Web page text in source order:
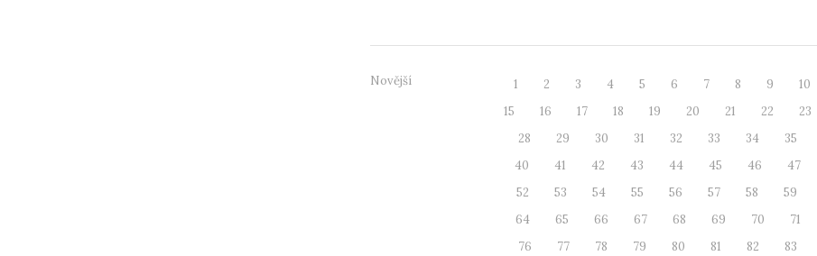
Novější 1 2 3 4 5 6 7 8 9 10
15
16 17 18 19 20 21 22 23
28
29 30 31 32 33 34 35
40
41 42 43 44 45 46 47
52
53 54 55 56 57 58 59
64
65 66 67 68 69 70 71
76
77 78 79 80 81 82 83